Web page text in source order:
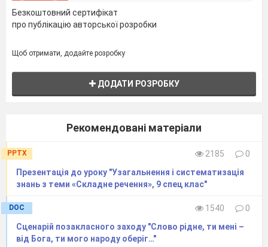
Складносурядне
Складнопідрядне
Давайте на прикладах пригадаємо і
відчувався подих весни.
Закінчилися суворі морози, які
Щоб з’ясувати і розрізнити просте і
складне речення, треба підкреслити
граматичні основи і
Безкоштовний сертифікат
про публікацію авторської розробки
Щоб отримати, додайте розробку
ДОДАТИ РОЗРОБКУ
Рекомендовані матеріали
PPTX 2185
0
Презентація до уроку "Узагальнення і систематизація
знань з теми «Складне речення», 9 спец клас"
DOC 1540
0
Сценарій позакласного заходу "Слово рідне, ти мені –
від Бога, ти мого народу оберіг…"